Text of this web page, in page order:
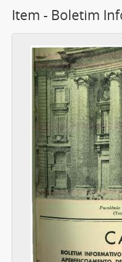
Item - Boletim